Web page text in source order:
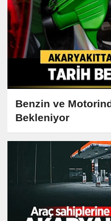
Benzin ve
Bekleniyor